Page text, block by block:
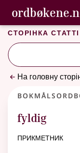
Перейти до
Доступність
Cловник букмола та
Сторінка статті
На головну
fyldig
прикметник